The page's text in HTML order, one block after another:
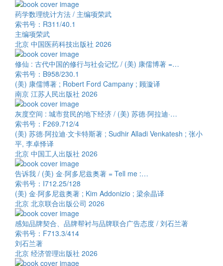
药学数理统计方法 / 主编项荣武
索书号：R311/40.1
主编项荣武
北京 中国医药科技出版社 2026
修仙 : 古代中国的修行与社会记忆 / (美) 康儒博著 =…
索书号：B958/230.1
(美) 康儒博著 ; Robert Ford Campany ; 顾漩译
南京 江苏人民出版社 2026
灰度空间 : 城市贫民的地下经济 / (美) 苏德·阿拉迪·…
索书号：F269.712/4
(美) 苏德·阿拉迪·文卡特斯著 ; Sudhir Alladi Venkatesh ; 张小
平, 李卓怿译
北京 中国工人出版社 2026
告诉我 / (美) 金·阿多尼兹奥著 = Tell me :…
索书号：I712.25/128
(美) 金·阿多尼兹奥著 ; Kim Addonizio ; 梁余晶译
北京 北京联合出版公司 2026
感知品牌契合、品牌帮衬与品牌联合广告态度 / 刘石兰著
索书号：F713.3/414
刘石兰著
北京 经济管理出版社 2026